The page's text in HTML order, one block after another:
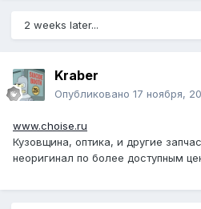
2 weeks later...
Kraber
Опубликовано 17 ноября,
www.choise.ru
Кузовщина, оптика, и другие
неоригинал по более доступным